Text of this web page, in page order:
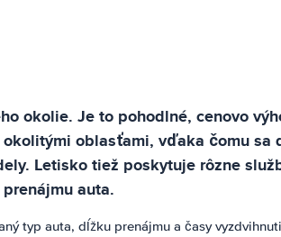
okolie. Je to pohodlné, cenovo
oblasťami, vďaka čomu
Letisko tiež poskytuje rôzne
auta.
typ auta, dĺžku prenájmu a časy